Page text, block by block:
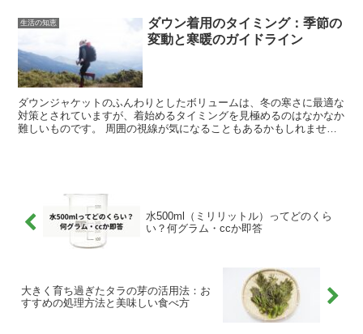
生活の知恵
ダウン着用のタイミング：季節の
変動と寒暖のガイドライン
ダウンジャケットのふんわりとしたボリュームは、冬の寒さに最適な
対策とされていますが、着始めるタイミングを見極めるのはなかなか
難しいものです。 周囲の視線が気になることもあるかもしれませ
水500ml（ミリリットル）ってどのくら
い？何グラム・ccか即答
大きく育ち過ぎたタラの芽の活用法：お
すすめの処理方法と美味しい食べ方